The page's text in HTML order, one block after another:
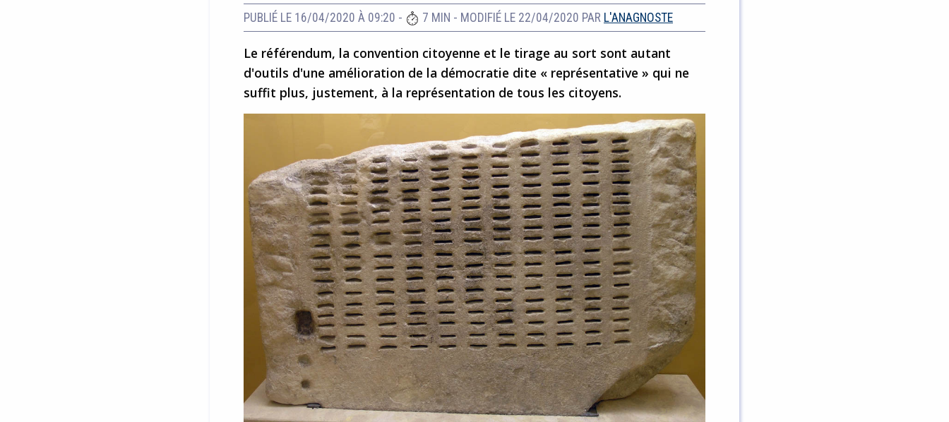
PUBLIÉ LE 16/04/2020 À 09:20 - 7 MIN - MODIFIÉ LE 22/04/2020 PAR L'ANAGNOSTE
Le référendum, la convention citoyenne et le tirage au sort sont autant
d'outils d'une amélioration de la démocratie dite « représentative » qui ne
suffit plus, justement, à la représentation de tous les citoyens.